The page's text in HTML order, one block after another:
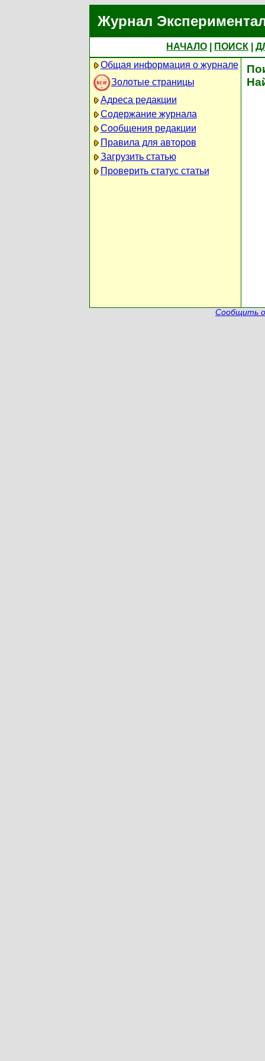
Журнал
НАЧАЛО ПОИСК
Общая информация о журнале
Золотые страницы
Адреса редакции
Содержание журнала
Сообщения редакции
Правила для авторов
Загрузить статью
Проверить статус статьи
Сообщить о